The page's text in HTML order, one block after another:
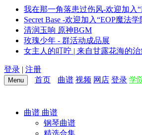
我在那一角落患过伤风-欢迎加入
Secret Base -欢迎加入“EOP魔法学
清润玉响 原神BGM
玫瑰少年 - 群活动成品展
女主人的叮咛 | 来自甘露花海的
登录 | 注册
Menu 首页 曲谱 视频 网店 登录 学
曲谱 曲谱
钢琴曲谱
精选合集